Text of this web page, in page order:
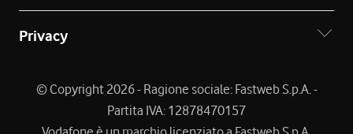
Privacy
© Copyright 2026 - Ragione sociale: Fastweb S.p.A. -
Partita IVA: 12878470157